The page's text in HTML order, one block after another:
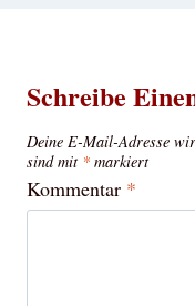
Schreibe
Deine E-Mail-Adresse
sind mit * markiert
Kommentar *